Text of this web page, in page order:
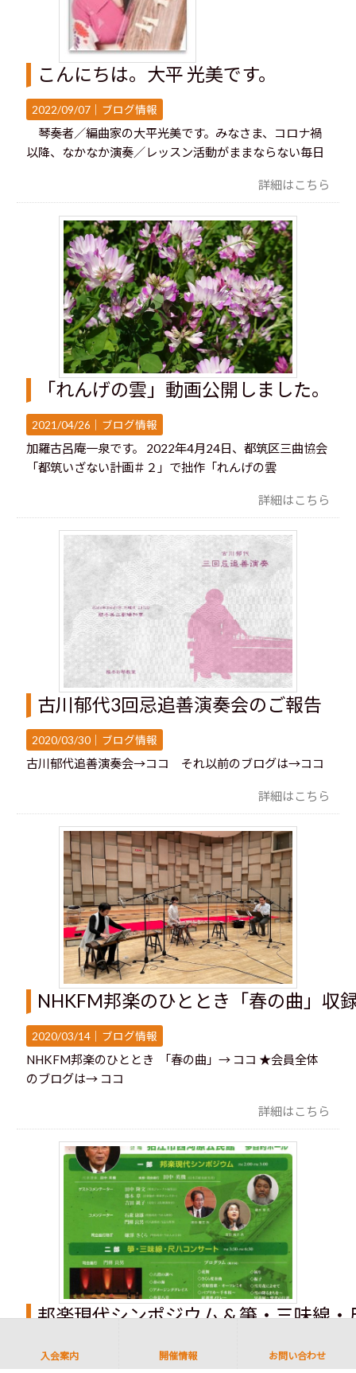
こんにちは。大平 光美です。
2022/09/07｜ ブログ情報
琴奏者／編曲家の大平光美です。みなさま、コロナ禍
以降、なかなか演奏／レッスン活動がままならない毎日
詳細はこちら
「れんげの雲」動画公開しました。
2021/04/26｜ ブログ情報
加羅古呂庵一泉です。 2022年4月24日、都筑区三曲協会
「都筑いざない計画＃２」で拙作「れんげの雲
詳細はこちら
古川郁代3回忌追善演奏会のご報告
2020/03/30｜ ブログ情報
古川郁代追善演奏会→ココ それ以前のブログは→ココ
詳細はこちら
NHKFM邦楽のひととき「春の曲」収
2020/03/14｜ ブログ情報
NHKFM邦楽のひととき 「春の曲」→ ココ ★会員全体
のブログは→ ココ
詳細はこちら
邦楽現代シンポジウム & 箏・三味線
2020/01/02｜
入会案内 開催情報 お問い合わせ